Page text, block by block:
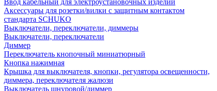
Ввод кабельный для электроустановочных изделий
Аксессуары для розетки/вилки с защитным контактом
стандарта SCHUKO
Выключатели, переключатели, диммеры
Выключатели, переключатели
Диммер
Переключатель кнопочный миниатюрный
Кнопка нажимная
Крышка для выключателя, кнопки, регулятора освещенности,
диммера, переключателя жалюзи
Выключатель шнуровой/диммер